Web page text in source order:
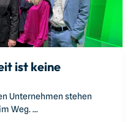
ist keine
Unternehmen stehen
Weg. ...